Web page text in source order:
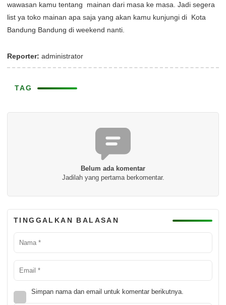
wawasan kamu tentang mainan dari masa ke masa. Jadi segera
list ya toko mainan apa saja yang akan kamu kunjungi di Kota
Bandung Bandung di weekend nanti.
Reporter: administrator
TAG
Belum ada komentar
Jadilah yang pertama berkomentar.
TINGGALKAN BALASAN
Simpan nama dan email untuk komentar berikutnya.